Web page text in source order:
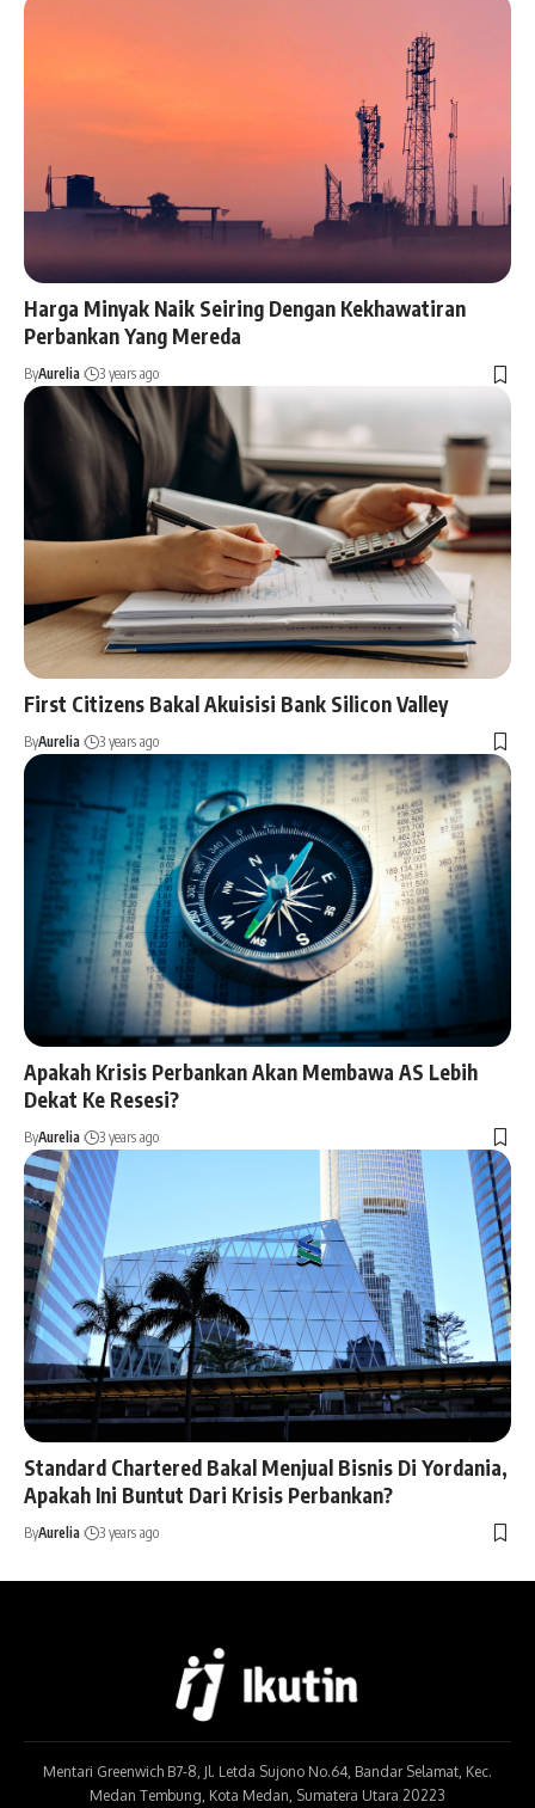
Harga Minyak Naik Seiring Dengan Kekhawatiran
Perbankan Yang Mereda
ByAurelia 3 years ago
First Citizens Bakal Akuisisi Bank Silicon Valley
ByAurelia 3 years ago
Apakah Krisis Perbankan Akan Membawa AS Lebih
Dekat Ke Resesi?
ByAurelia 3 years ago
Standard Chartered Bakal Menjual Bisnis Di Yordania,
Apakah Ini Buntut Dari Krisis Perbankan?
ByAurelia 3 years ago
Mentari Greenwich B7-8, Jl. Letda Sujono No.64, Bandar Selamat, Kec.
Medan Tembung, Kota Medan, Sumatera Utara 20223